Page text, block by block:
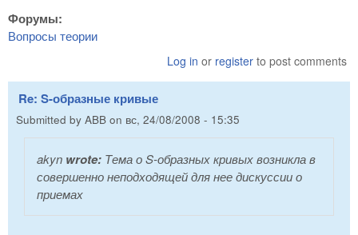
Форумы:
Вопросы теории
Log in or register to post comments
Re: S-образные кривые
Submitted by ABB on вс, 24/08/2008 - 15:35
akyn wrote: Тема о S-образных кривых возникла в
совершенно неподходящей для нее дискуссии о
приемах